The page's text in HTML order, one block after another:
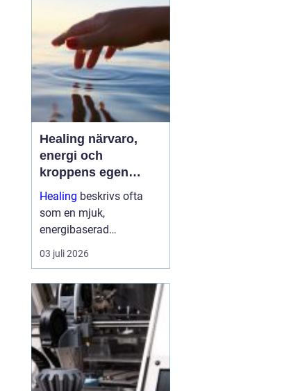
som Malmö, där tempot
är högt och många
kombinerar sti...
Healing närvaro,
energi och
kroppens egen
förmåga att läka
Healing beskrivs ofta
som en mjuk,
energibaserad
behandlingsmetod som
stödjer kroppens egen
ligger på balans, lugn
och ökad närvaro
snarare än snabba
mirakel. Många som
provar upplever ...
03 juli 2026